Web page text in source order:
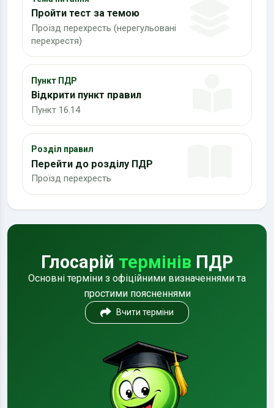
Пройти тест за темою
Проїзд перехресть (нерегульовані
перехрестя)
Пункт ПДР
Відкрити пункт правил
Пункт 16.14
Розділ правил
Перейти до розділу ПДР
Проїзд перехресть
Глосарій термінів ПДР
Основні терміни з офіційними визначеннями та
простими поясненнями
Вчити терміни